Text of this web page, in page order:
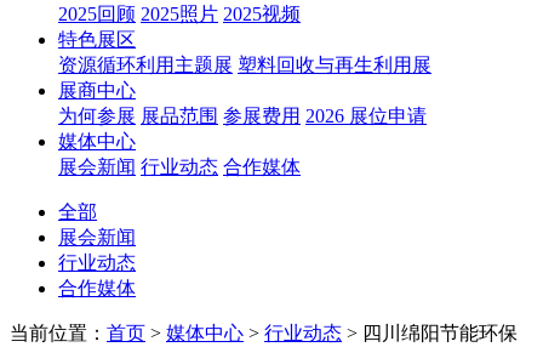
2025回顾 2025照片 2025视频
特色展区
资源循环利用主题展 塑料回收与再生利用展
展商中心
为何参展 展品范围 参展费用 2026 展位申请
媒体中心
展会新闻 行业动态 合作媒体
全部
展会新闻
行业动态
合作媒体
当前位置： 首页 > 媒体中心 > 行业动态 > 四川绵阳节能环保